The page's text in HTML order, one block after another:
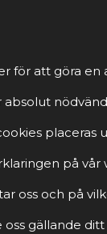
för att göra
placeras
på vår
oss och på
gällande ditt